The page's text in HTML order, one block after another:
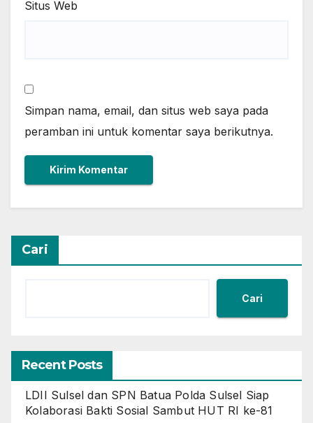
Situs Web
Simpan nama, email, dan situs web saya pada
peramban ini untuk komentar saya berikutnya.
Cari
Cari
Recent Posts
LDII Sulsel dan SPN Batua Polda Sulsel Siap
Kolaborasi Bakti Sosial Sambut HUT RI ke-81